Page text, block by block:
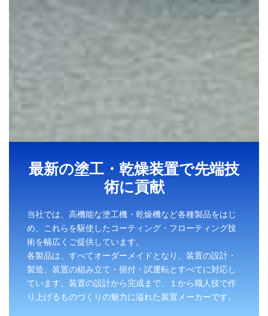
最新の塗工・乾燥装置で先端技
術に貢献
当社では、高機能な塗工機・乾燥機など各種製品をはじ
め、これらを駆使したコーティング・フローティング技
術を幅広くご提供しています。
各製品は、すべてオーダーメイドとなり、装置の設計・
製造、装置の組み立て・据付・試運転とすべてに対応し
ています。装置の設計から完成まで、１から職人技で作
り上げるものづくりの魅力に溢れた装置メーカーです。